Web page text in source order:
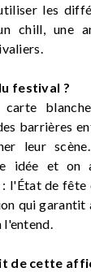
les
chill, une
festival ?
barrières
leur
idée et on
: l'État de
qui
l'entend.
de cette